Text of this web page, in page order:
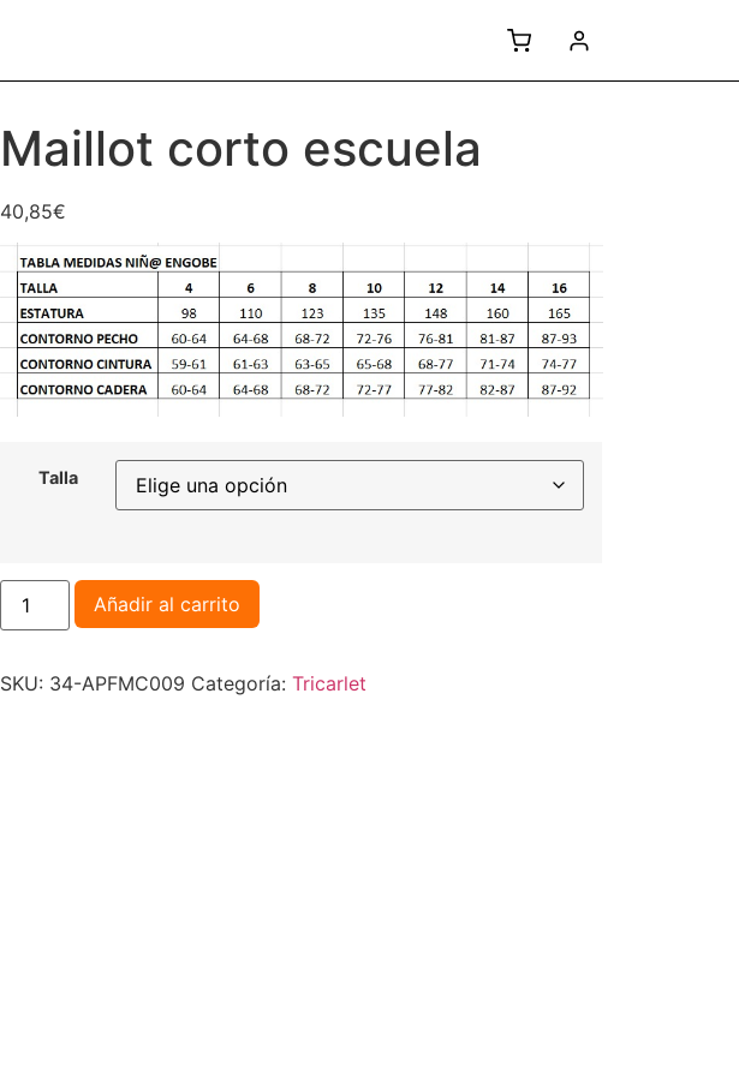
Maillot corto escuela
40,85€
Talla
Añadir al carrito
SKU: 34-APFMC009 Categoría: Tricarlet